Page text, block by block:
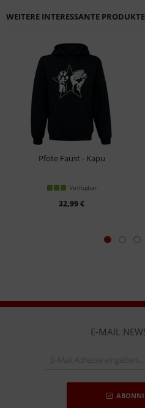
WEITERE INTERESSANTE
Pfote Faust - Kapu
Verfügbar
32,99 €
E-MAIL